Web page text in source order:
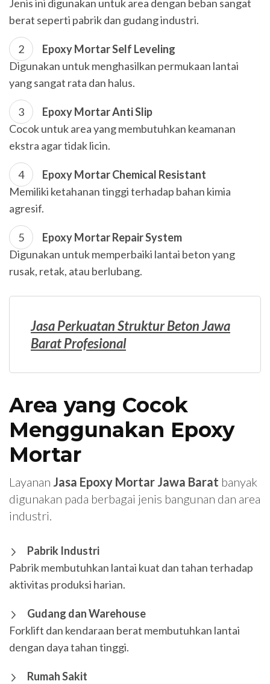
Jenis ini digunakan untuk area dengan beban sangat
berat seperti pabrik dan gudang industri.
Epoxy Mortar Self Leveling
Digunakan untuk menghasilkan permukaan lantai
yang sangat rata dan halus.
Epoxy Mortar Anti Slip
Cocok untuk area yang membutuhkan keamanan
ekstra agar tidak licin.
Epoxy Mortar Chemical Resistant
Memiliki ketahanan tinggi terhadap bahan kimia
agresif.
Epoxy Mortar Repair System
Digunakan untuk memperbaiki lantai beton yang
rusak, retak, atau berlubang.
Jasa Perkuatan Struktur Beton Jawa
Barat Profesional
Area yang Cocok
Menggunakan Epoxy
Mortar
Layanan Jasa Epoxy Mortar Jawa Barat banyak
digunakan pada berbagai jenis bangunan dan area
industri.
Pabrik Industri
Pabrik membutuhkan lantai kuat dan tahan terhadap
aktivitas produksi harian.
Gudang dan Warehouse
Forklift dan kendaraan berat membutuhkan lantai
dengan daya tahan tinggi.
Rumah Sakit